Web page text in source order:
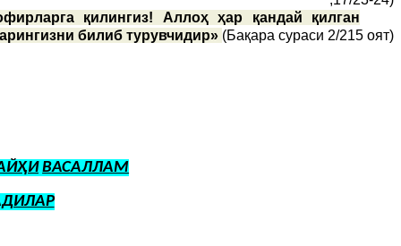
қилингиз! Аллоҳ ҳар қандай қилган
билиб турувчидир» (Бақара сураси 2/215 оят).
ВАСАЛЛАМ